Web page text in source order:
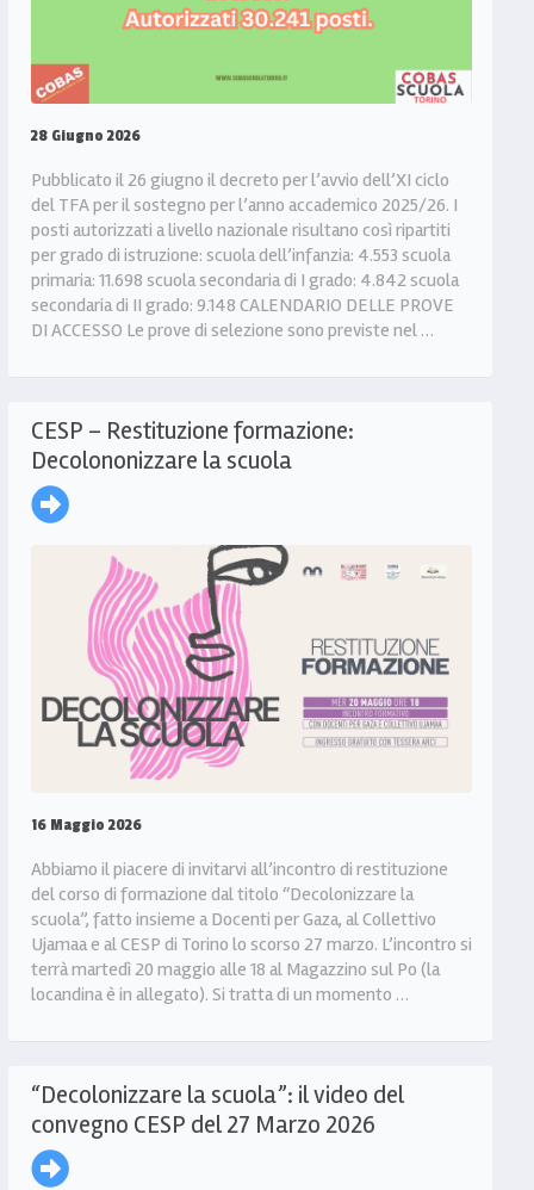
28 Giugno 2026
Pubblicato il 26 giugno il decreto per l’avvio dell’XI ciclo
del TFA per il sostegno per l’anno accademico 2025/26. I
posti autorizzati a livello nazionale risultano così ripartiti
per grado di istruzione: scuola dell’infanzia: 4.553 scuola
primaria: 11.698 scuola secondaria di I grado: 4.842 scuola
secondaria di II grado: 9.148 CALENDARIO DELLE PROVE
DI ACCESSO Le prove di selezione sono previste nel …
CESP – Restituzione formazione:
Decolononizzare la scuola
16 Maggio 2026
Abbiamo il piacere di invitarvi all’incontro di restituzione
del corso di formazione dal titolo “Decolonizzare la
scuola”, fatto insieme a Docenti per Gaza, al Collettivo
Ujamaa e al CESP di Torino lo scorso 27 marzo. L’incontro si
terrà martedì 20 maggio alle 18 al Magazzino sul Po (la
locandina è in allegato). Si tratta di un momento …
“Decolonizzare la scuola”: il video del
convegno CESP del 27 Marzo 2026